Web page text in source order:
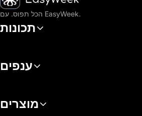
הכל תפוס. עם EasyWeek.
תכונות
ענפים
מוצרים